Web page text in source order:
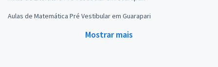
Aulas de Matemática Pré Vestibular em Guarapari
Mostrar mais